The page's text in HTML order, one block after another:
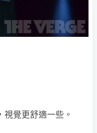
覺更舒適一些。